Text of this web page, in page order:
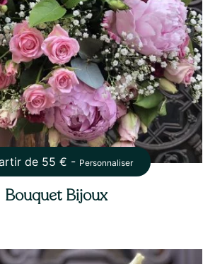
de 55 € - Personnaliser
Bouquet Bijoux